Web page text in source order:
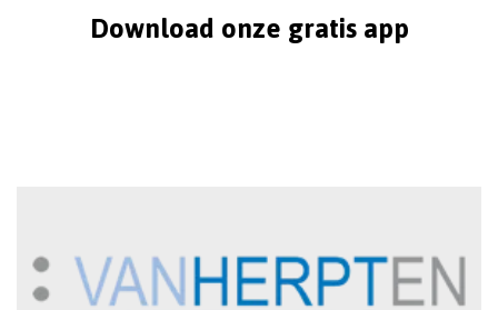
Download onze gratis app